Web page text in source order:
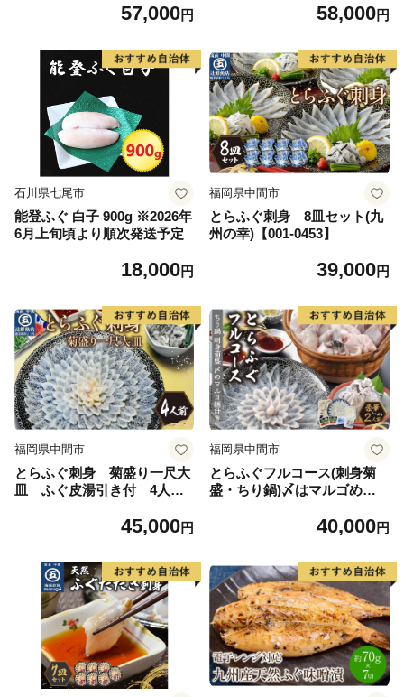
57,000円 58,000円
石川県七尾市
能登ふぐ 白子 900g ※2026年
6月上旬頃より順次発送予定
18,000円
福岡県中間市
とらふぐ刺身 8皿セット(九
州の幸)【001-0453】
39,000円
福岡県中間市
とらふぐ刺身 菊盛り一尺大
皿 ふぐ皮湯引き付 4人前
45,000円
福岡県中間市
とらふぐフルコース(刺身菊
盛・ちり鍋)〆はマルゴめん
華2人前【001-0452】40,000円